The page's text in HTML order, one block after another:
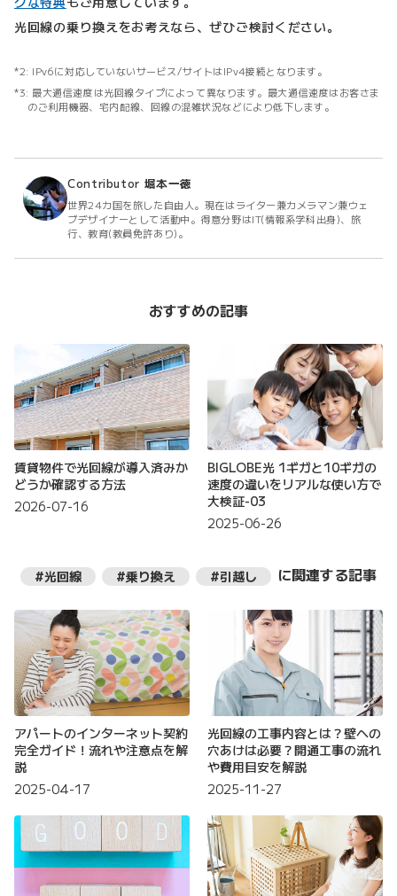
光回線の乗り換えをお考えなら、ぜひご検討ください。
IPv6に対応していないサービス/サイトはIPv4接続となります。
最大通信速度は光回線タイプによって異なります。最大通信速度はお客さま
のご利用機器、宅内配線、回線の混雑状況などにより低下します。
Contributor 堀本一徳
世界24カ国を旅した自由人。現在はライター兼カメラマン兼ウェ
ブデザイナーとして活動中。得意分野はIT(情報系学科出身)、旅
行、教育(教員免許あり)。
おすすめの記事
賃貸物件で光回線が導入済みか
どうか確認する方法
2026-07-16
BIGLOBE光 1ギガと10ギガの
速度の違いをリアルな使い方で
大検証-03
2025-06-26
#光回線 #乗り換え #引越し に関連する記事
アパートのインターネット契約
完全ガイド！流れや注意点を解
説
2025-04-17
光回線の工事内容とは？壁への
穴あけは必要？開通工事の流れ
や費用目安を解説
2025-11-27